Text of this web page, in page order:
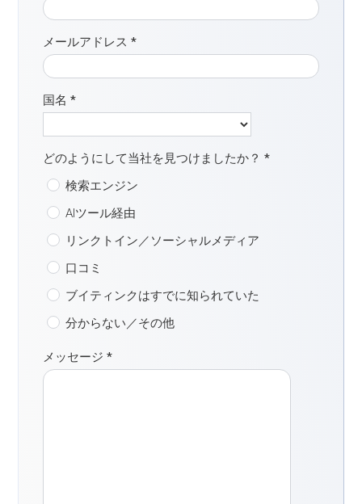
メールアドレス*
国名*
どのようにして当社を見つけましたか？*
検索エンジン
AIツール経由
リンクトイン／ソーシャルメディア
口コミ
ブイティンクはすでに知られていた
分からない／その他
メッセージ*